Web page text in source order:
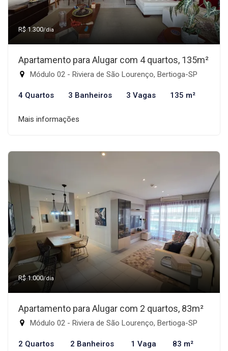
R$ 1.300/dia
Apartamento para Alugar com 4 quartos, 135m²
Módulo 02 - Riviera de São Lourenço, Bertioga-SP
4 Quartos 3 Banheiros 3 Vagas 135 m²
Mais informações
R$ 1.000/dia
Apartamento para Alugar com 2 quartos, 83m²
Módulo 02 - Riviera de São Lourenço, Bertioga-SP
2 Quartos 2 Banheiros 1 Vaga 83 m²